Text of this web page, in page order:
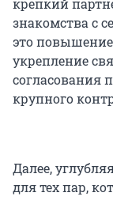
крепкий
знакомства с
это повышение
укрепление
согласования
крупного
Далее,
для тех пар,